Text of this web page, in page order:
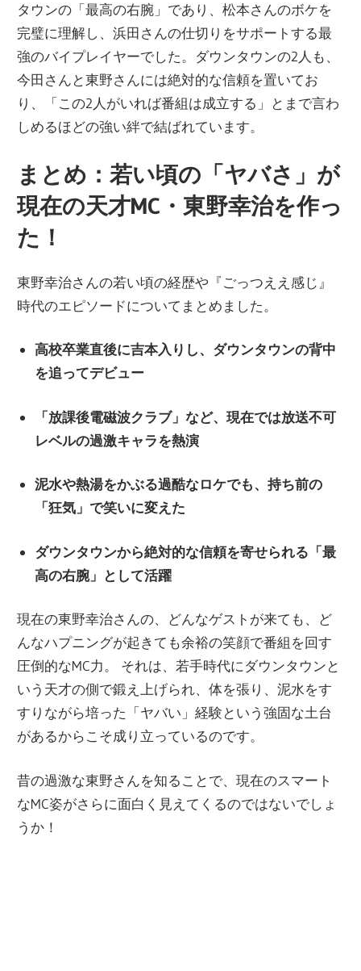
タウンの「最高の右腕」であり、松本さんのボケを
完璧に理解し、浜田さんの仕切りをサポートする最
強のバイプレイヤーでした。ダウンタウンの2人も、
今田さんと東野さんには絶対的な信頼を置いてお
り、「この2人がいれば番組は成立する」とまで言わ
しめるほどの強い絆で結ばれています。
まとめ：若い頃の「ヤバさ」が
現在の天才MC・東野幸治を作っ
た！
東野幸治さんの若い頃の経歴や『ごっつええ感じ』
時代のエピソードについてまとめました。
高校卒業直後に吉本入りし、ダウンタウンの背中
を追ってデビュー
「放課後電磁波クラブ」など、現在では放送不可
レベルの過激キャラを熱演
泥水や熱湯をかぶる過酷なロケでも、持ち前の
「狂気」で笑いに変えた
ダウンタウンから絶対的な信頼を寄せられる「最
高の右腕」として活躍
現在の東野幸治さんの、どんなゲストが来ても、ど
んなハプニングが起きても余裕の笑顔で番組を回す
圧倒的なMC力。 それは、若手時代にダウンタウンと
いう天才の側で鍛え上げられ、体を張り、泥水をす
すりながら培った「ヤバい」経験という強固な土台
があるからこそ成り立っているのです。
昔の過激な東野さんを知ることで、現在のスマート
なMC姿がさらに面白く見えてくるのではないでしょ
うか！